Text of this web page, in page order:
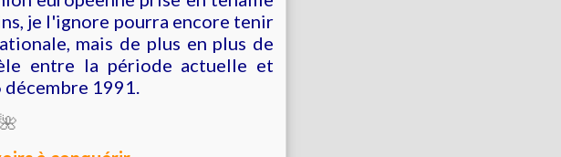
je l'ignore pourra encore tenir
mais de plus en plus de
entre la période actuelle et
1991.
🌺